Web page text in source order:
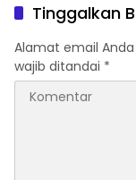
Tinggalkan
Alamat email
wajib ditandai *